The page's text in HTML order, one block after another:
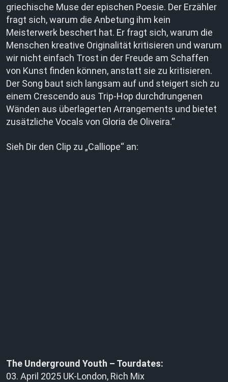
griechische Muse der epischen Poesie. Der Erzähler
fragt sich, warum die Anbetung ihm kein
Meisterwerk beschert hat. Er fragt sich, warum die
Menschen kreative Originalität kritisieren und warum
wir nicht einfach Trost in der Freude am Schaffen
von Kunst finden können, anstatt sie zu kritisieren.
Der Song baut sich langsam auf und steigert sich zu
einem Crescendo aus Trip-Hop durchdrungenen
Wänden aus überlagerten Arrangements und bietet
zusätzliche Vocals von Gloria de Oliveira.“
Sieh Dir den Clip zu „Calliope“ an:
The Underground Youth – Tourdates:
03. April 2025 UK-London, Rich Mix